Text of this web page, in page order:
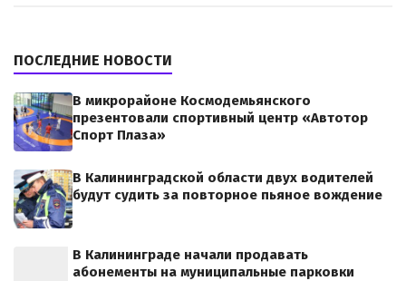
ПОСЛЕДНИЕ НОВОСТИ
В микрорайоне Космодемьянского
презентовали спортивный центр «Автотор
Спорт Плаза»
В Калининградской области двух водителей
будут судить за повторное пьяное вождение
В Калининграде начали продавать
абонементы на муниципальные парковки